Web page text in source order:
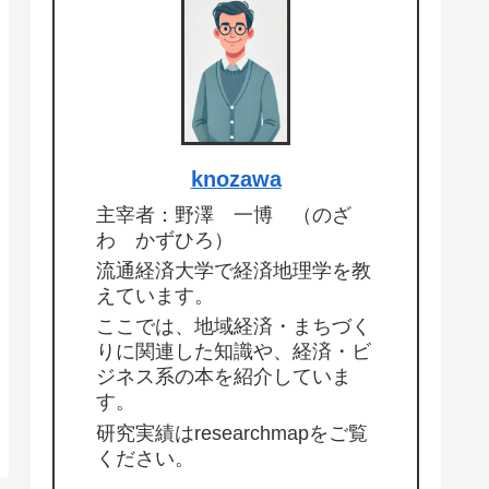
knozawa
主宰者：野澤 一博 （のざ
わ かずひろ）
流通経済大学で経済地理学を教
えています。
ここでは、地域経済・まちづく
りに関連した知識や、経済・ビ
ジネス系の本を紹介していま
す。
研究実績はresearchmapをご覧
ください。